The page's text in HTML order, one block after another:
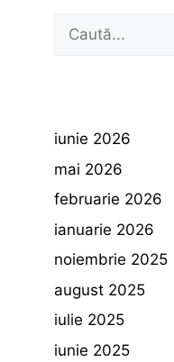
Caută
iunie 2026
mai 2026
februarie 2026
ianuarie 2026
noiembrie 2025
august 2025
iulie 2025
iunie 2025